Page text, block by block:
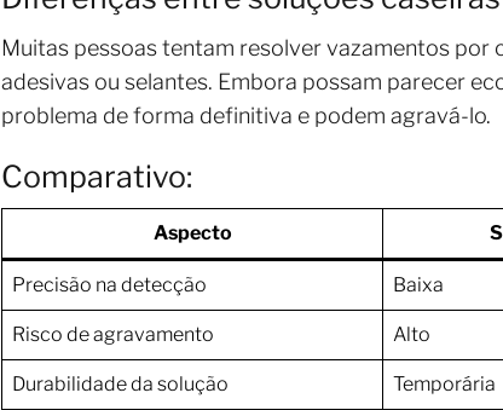
Muitas pessoas tentam resolver vazamentos
adesivas ou selantes. Embora possam parecer
problema de forma definitiva e podem agravá-lo.
Comparativo:
Aspecto
Precisão na detecção Baixa
Risco de agravamento Alto
Durabilidade da solução Temporária